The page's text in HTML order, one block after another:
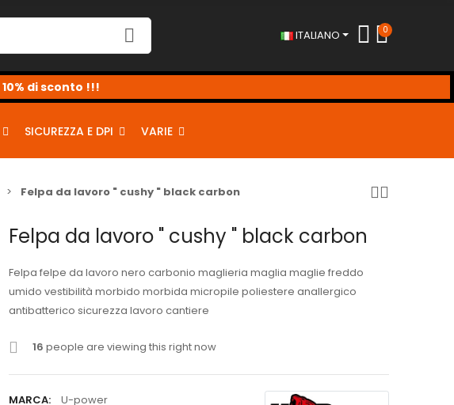
ITALIANO 0
SICUREZZA E DPI VARIE
Felpa da lavoro " cushy " black carbon
Felpa da lavoro " cushy " black carbon
Felpa felpe da lavoro nero carbonio maglieria maglia maglie freddo
umido vestibilità morbido morbida micropile poliestere anallergico
antibatterico sicurezza lavoro cantiere
16 people are viewing this right now
MARCA:
U-power